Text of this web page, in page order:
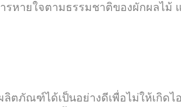
รหายใจตามธรรมชาติของผักผลไม้
ลิตภัณฑ์ได้เป็นอย่างดีเพื่อไม่ให้เกิด